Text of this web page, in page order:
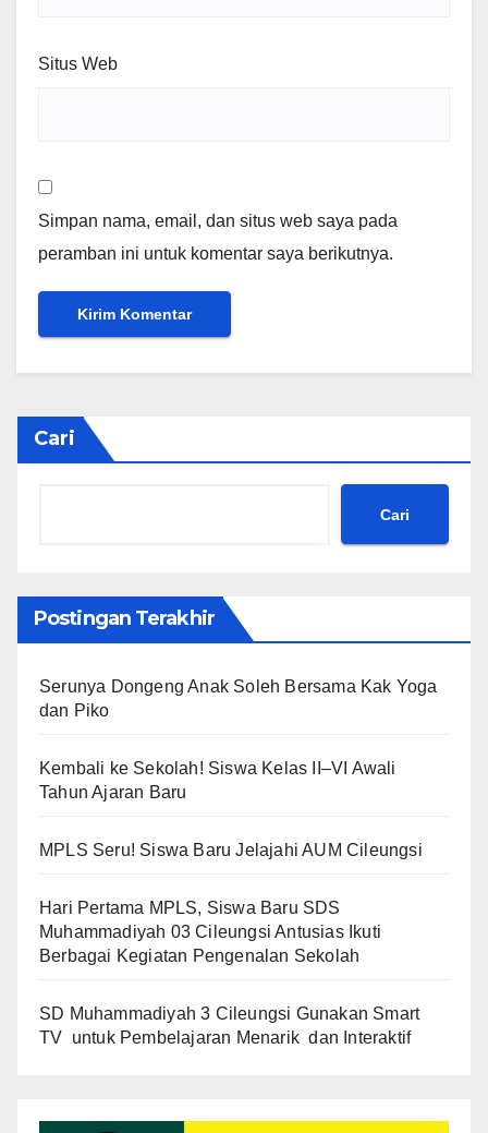
Situs Web
Simpan nama, email, dan situs web saya pada
peramban ini untuk komentar saya berikutnya.
Cari
Cari
Postingan Terakhir
Serunya Dongeng Anak Soleh Bersama Kak Yoga
dan Piko
Kembali ke Sekolah! Siswa Kelas II–VI Awali
Tahun Ajaran Baru
MPLS Seru! Siswa Baru Jelajahi AUM Cileungsi
Hari Pertama MPLS, Siswa Baru SDS
Muhammadiyah 03 Cileungsi Antusias Ikuti
Berbagai Kegiatan Pengenalan Sekolah
SD Muhammadiyah 3 Cileungsi Gunakan Smart
TV untuk Pembelajaran Menarik dan Interaktif